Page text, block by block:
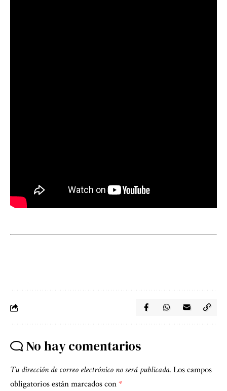
No hay comentarios
Tu dirección de correo electrónico no será publicada. Los campos
obligatorios están marcados con*